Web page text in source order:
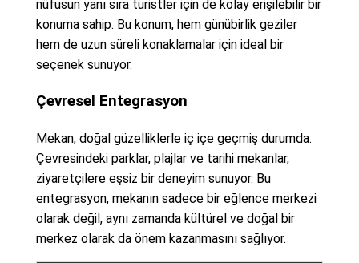
nüfusun yanı sıra turistler için de kolay erişilebilir bir
konuma sahip. Bu konum, hem günübirlik geziler
hem de uzun süreli konaklamalar için ideal bir
seçenek sunuyor.
Çevresel Entegrasyon
Mekan, doğal güzelliklerle iç içe geçmiş durumda.
Çevresindeki parklar, plajlar ve tarihi mekanlar,
ziyaretçilere eşsiz bir deneyim sunuyor. Bu
entegrasyon, mekanın sadece bir eğlence merkezi
olarak değil, aynı zamanda kültürel ve doğal bir
merkez olarak da önem kazanmasını sağlıyor.